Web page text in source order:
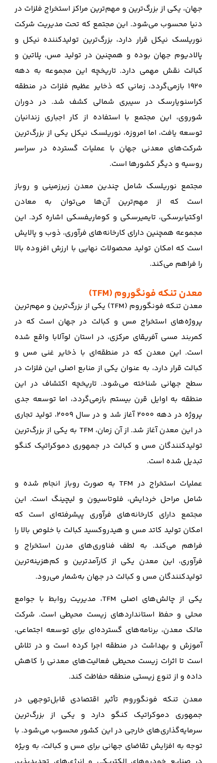
جهان، یکی از بزرگ‌ترین و مهم‌ترین مراکز استخراج فلزات در
دنیا محسوب می‌شود. این مجتمع که تحت مدیریت شرکت
نوریلسک نیکل قرار دارد، بزرگ‌ترین تولیدکننده نیکل و
پالادیوم جهان بوده و همچنین در تولید مس، پلاتین و
کبالت نقش مهمی دارد. تاریخچه این مجموعه به دهه
۱۹۲۰ بازمی‌گردد، زمانی که ذخایر عظیم فلزات در منطقه
کراسنویارسک در سیبری شمالی کشف شد. در دوران
شوروی، این مجتمع با استفاده از کار اجباری زندانیان
توسعه یافت، اما امروزه، نوریلسک نیکل یکی از بزرگ‌ترین
شرکت‌های معدنی جهان با عملیات گسترده در سراسر
روسیه و دیگر کشورها است.
مجتمع نوریلسک شامل چندین معدن زیرزمینی و روباز
است که از مهم‌ترین آن‌ها می‌توان به معادن
اوکتیابرسکی، تایمیرسکی و کوماریفسکی اشاره کرد. این
مجموعه همچنین دارای کارخانه‌های فرآوری، ذوب و پالایش
است که امکان تولید محصولات نهایی با ارزش افزوده بالا
را فراهم می‌کند.
معدن تنکه فونگوروم (TFM)
معدن تنکه فونگوروم (TFM) یکی از بزرگ‌ترین و مهم‌ترین
پروژه‌های استخراج مس و کبالت در جهان است که در
کمربند مسی آفریقای مرکزی، در استان لوآلابا واقع شده
است. این معدن که در منطقه‌ای با ذخایر غنی مس و
کبالت قرار دارد، به عنوان یکی از منابع اصلی این فلزات در
سطح جهانی شناخته می‌شود. تاریخچه اکتشاف در این
منطقه به اوایل قرن بیستم بازمی‌گردد، اما توسعه جدی
پروژه در دهه ۲۰۰۰ آغاز شد و در سال ۲۰۰۹، تولید تجاری
در این معدن آغاز شد. از آن زمان، TFM به یکی از بزرگ‌ترین
تولیدکنندگان مس و کبالت در جمهوری دموکراتیک کنگو
تبدیل شده است.
عملیات استخراج در TFM به صورت روباز انجام شده و
شامل مراحل خردایش، فلوتاسیون و لیچینگ است. این
مجتمع دارای کارخانه‌های فرآوری پیشرفته‌ای است که
امکان تولید کاتد مس و هیدروکسید کبالت با خلوص بالا را
فراهم می‌کند. به لطف فناوری‌های مدرن استخراج و
فرآوری، این معدن یکی از کارآمدترین و کم‌هزینه‌ترین
تولیدکنندگان مس و کبالت در جهان به‌شمار می‌رود.
یکی از چالش‌های اصلی TFM، مدیریت روابط با جوامع
محلی و حفظ استانداردهای زیست محیطی است. شرکت
مالک معدن، برنامه‌های گسترده‌ای برای توسعه اجتماعی،
آموزش و بهداشت در منطقه اجرا کرده است و در تلاش
است تا اثرات زیست محیطی فعالیت‌های معدنی را کاهش
داده و از تنوع زیستی منطقه حفاظت کند.
معدن تنکه فونگوروم تأثیر اقتصادی قابل‌توجهی در
جمهوری دموکراتیک کنگو دارد و یکی از بزرگ‌ترین
سرمایه‌گذاری‌های خارجی در این کشور محسوب می‌شود. با
توجه به افزایش تقاضای جهانی برای مس و کبالت، به ویژه